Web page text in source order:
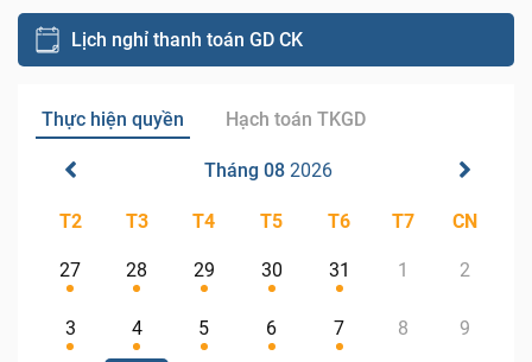
Lịch nghỉ thanh toán GD CK
Thực hiện quyền Hạch toán TKGD
Tháng 08 2026
T2 T3 T4 T5 T6 T7 CN
27 28 29 30 31 1 2
3 4 5 6 7 8 9